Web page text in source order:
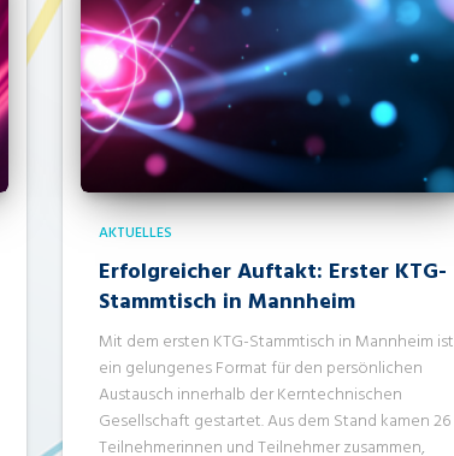
AKTUELLES
Erfolgreicher Auftakt: Erster KTG-
Stammtisch in Mannheim
Mit dem ersten KTG-Stammtisch in Mannheim ist
ein gelungenes Format für den persönlichen
Austausch innerhalb der Kerntechnischen
Gesellschaft gestartet. Aus dem Stand kamen 26
Teilnehmerinnen und Teilnehmer zusammen,